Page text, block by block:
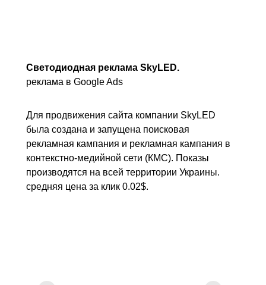
Светодиодная реклама SkyLED.
реклама в Google Ads
Для продвижения сайта компании SkyLED
была создана и запущена поисковая
рекламная кампания и рекламная кампания в
контекстно-медийной сети (КМС). Показы
производятся на всей территории Украины.
средняя цена за клик 0.02$.